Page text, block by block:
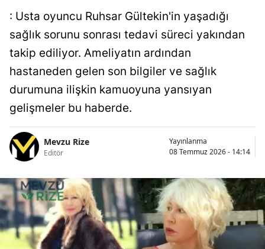
: Usta oyuncu Ruhsar Gültekin'in yaşadığı
sağlık sorunu sonrası tedavi süreci yakından
takip ediliyor. Ameliyatın ardından
hastaneden gelen son bilgiler ve sağlık
durumuna ilişkin kamuoyuna yansıyan
gelişmeler bu haberde.
Mevzu Rize
Editör
Yayınlanma
08 Temmuz 2026 - 14:14